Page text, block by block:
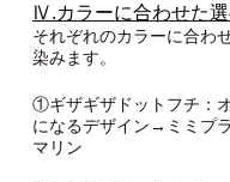
Ⅳ.カラーに合わせた
それぞれのカラーに合わ
染みます。
①ギザギザドットフチ：
になるデザイン→ミミプ
マリン